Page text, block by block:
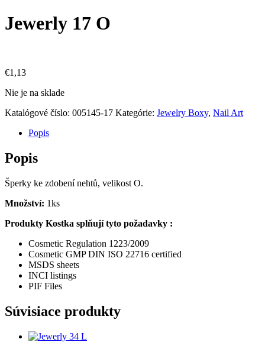
Jewerly 17 O
€1,13
Nie je na sklade
Katalógové číslo: 005145-17 Kategórie: Jewelry Boxy, Nail Art
Popis
Popis
Šperky ke zdobení nehtů, velikost O.
Množství: 1ks
Produkty Kostka splňují tyto požadavky :
Cosmetic Regulation 1223/2009
Cosmetic GMP DIN ISO 22716 certified
MSDS sheets
INCI listings
PIF Files
Súvisiace produkty